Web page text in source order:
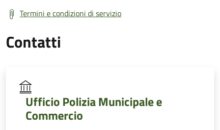
Termini e condizioni di servizio
Contatti
Ufficio Polizia Municipale e
Commercio